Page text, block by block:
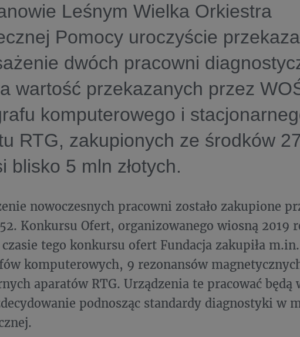
Leśnym Wielka Orkiestra
Pomocy uroczyście
dwóch pracowni
wartość przekazanych przez
komputerowego i
RTG, zakupionych ze środków
blisko 5 mln złotych.
nowoczesnych pracowni zostało zakupione
Konkursu Ofert, organizowanego wiosną 2019
tego konkursu ofert Fundacja zakupiła m.in.
komputerowych, 9 rezonansów
aparatów RTG. Urządzenia te pracować będą
podnosząc standardy diagnostyki w